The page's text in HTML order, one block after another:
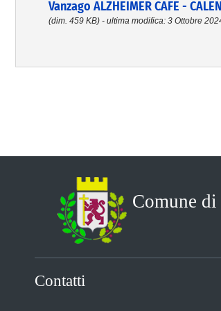
Vanzago ALZHEIMER CAFE -
(dim. 459 KB) - ultima modifica: 3 Ottobre
Comune di
Contatti